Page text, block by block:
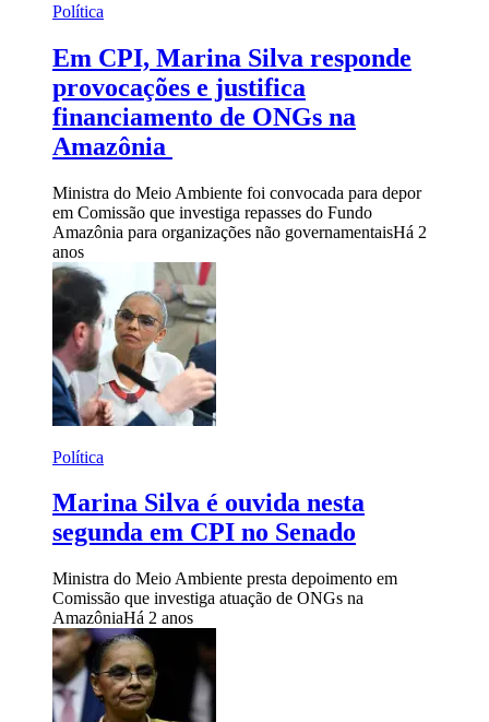
Política
Em CPI, Marina Silva responde
provocações e justifica
financiamento de ONGs na
Amazônia
Ministra do Meio Ambiente foi convocada para depor
em Comissão que investiga repasses do Fundo
Amazônia para organizações não governamentaisHá 2
anos
Política
Marina Silva é ouvida nesta
segunda em CPI no Senado
Ministra do Meio Ambiente presta depoimento em
Comissão que investiga atuação de ONGs na
AmazôniaHá 2 anos